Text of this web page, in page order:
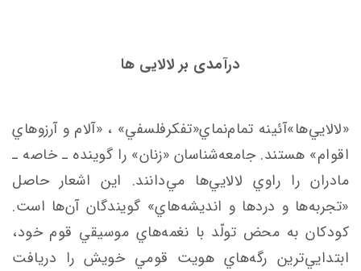
درآمدی بر لالایی ها
«لالايي‌ها»آئينه تمام‌نماي«تفكرفلسفي» ، «آلام‌ و آرزوهاي
اقوام» هستند. جامعه‌شناسان «زنان» را گوينده ـ خاصه ـ
مادران را راوي لالايي‌ها مي‌دانند. اين اشعار حاصل
«تجربه‌ها و دردها و انديشه‌هاي» گويندگان آن‌ها است.
كودكان به محض تولّد با نغمه‌هاي موسيقي قوم خود،
ابتدايي‌ترين رگه‌هاي هويت قومي خويش را دريافت